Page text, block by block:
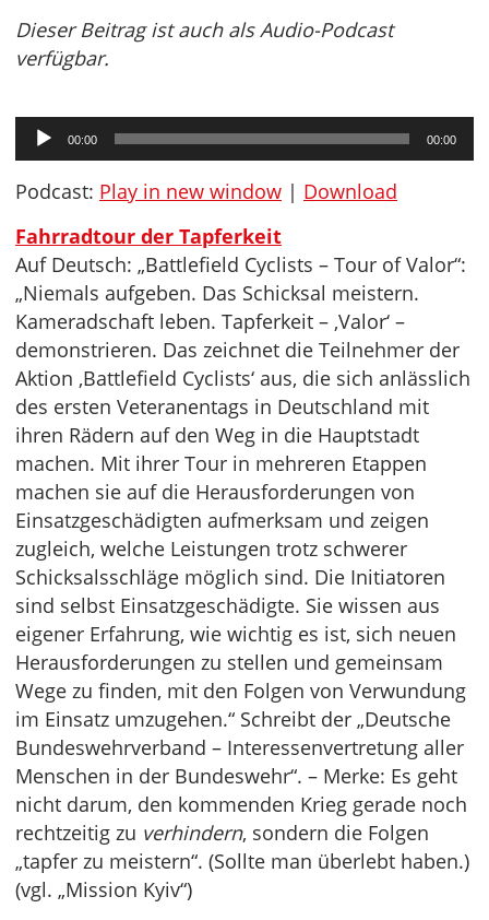
Dieser Beitrag ist auch als Audio-Podcast
verfügbar.
Audio-
Player
00:00 00:00
Podcast: Play in new window | Download
Fahrradtour der Tapferkeit
Auf Deutsch: „Battlefield Cyclists – Tour of Valor“:
„Niemals aufgeben. Das Schicksal meistern.
Kameradschaft leben. Tapferkeit – ‚Valor‘ –
demonstrieren. Das zeichnet die Teilnehmer der
Aktion ‚Battlefield Cyclists‘ aus, die sich anlässlich
des ersten Veteranentags in Deutschland mit
ihren Rädern auf den Weg in die Hauptstadt
machen. Mit ihrer Tour in mehreren Etappen
machen sie auf die Herausforderungen von
Einsatzgeschädigten aufmerksam und zeigen
zugleich, welche Leistungen trotz schwerer
Schicksalsschläge möglich sind. Die Initiatoren
sind selbst Einsatzgeschädigte. Sie wissen aus
eigener Erfahrung, wie wichtig es ist, sich neuen
Herausforderungen zu stellen und gemeinsam
Wege zu finden, mit den Folgen von Verwundung
im Einsatz umzugehen.“ Schreibt der „Deutsche
Bundeswehrverband – Interessenvertretung aller
Menschen in der Bundeswehr“. – Merke: Es geht
nicht darum, den kommenden Krieg gerade noch
rechtzeitig zu verhindern, sondern die Folgen
„tapfer zu meistern“. (Sollte man überlebt haben.)
(vgl. „Mission Kyiv“)